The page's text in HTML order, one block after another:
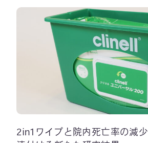
2in1ワイプと院内死亡率の減